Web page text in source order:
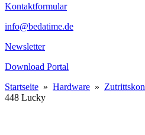
Kontaktformular
info@bedatime.de
Newsletter
Download Portal
Startseite » Hardware »
448 Lucky